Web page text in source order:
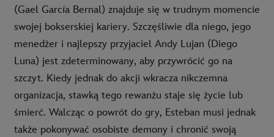
(Gael García Bernal) znajduje się w trudnym momencie
swojej bokserskiej kariery. Szczęśliwie dla niego, jego
menedżer i najlepszy przyjaciel Andy Lujan (Diego
Luna) jest zdeterminowany, aby przywrócić go na
szczyt. Kiedy jednak do akcji wkracza nikczemna
organizacja, stawką tego rewanżu staje się życie lub
śmierć. Walcząc o powrót do gry, Esteban musi jednak
także pokonywać osobiste demony i chronić swoją